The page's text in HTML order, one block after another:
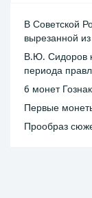
В Советской
вырезанной
В.Ю. Сидоров
периода
6 монет
Первые
Прообраз